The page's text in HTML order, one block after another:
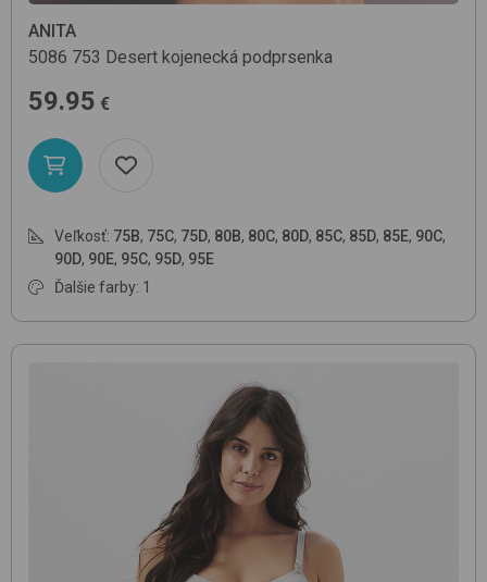
ANITA
5086 753 Desert kojenecká podprsenka
59.95 €
Veľkosť: 75B, 75C, 75D, 80B, 80C, 80D, 85C, 85D, 85E, 90C,
90D, 90E, 95C, 95D, 95E
Ďalšie farby: 1